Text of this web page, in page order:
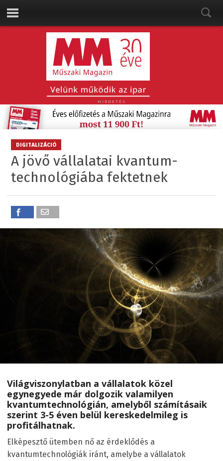
HIRDETÉS
DIGITALIZÁCIÓ
A jövő vállalatai kvantum-
technológiába fektetnek
Világviszonylatban a vállalatok közel
egynegyede már dolgozik valamilyen
kvantumtechnológián, amelyből számításaik
szerint 3-5 éven belül kereskedelmileg is
profitálhatnak.
Elképesztő ütemben nő az érdeklődés a
kvantumtechnológiák iránt, amelybe a vállalatok